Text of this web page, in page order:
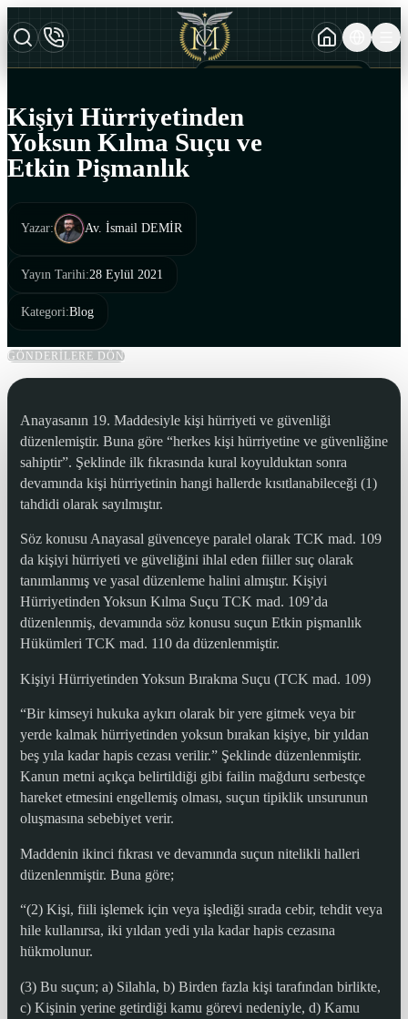
AZERBAYCAN DILI
Kişiyi Hürriyetinden
Yoksun Kılma Suçu ve
Etkin Pişmanlık
Yazar: Av. İsmail DEMİR
Yayın Tarihi:28 Eylül 2021
Kategori:Blog
GÖNDERİLERE DÖN
Anayasanın 19. Maddesiyle kişi hürriyeti ve güvenliği
düzenlemiştir. Buna göre “herkes kişi hürriyetine ve güvenliğine
sahiptir”. Şeklinde ilk fıkrasında kural koyulduktan sonra
devamında kişi hürriyetinin hangi hallerde kısıtlanabileceği (1)
tahdidi olarak sayılmıştır.
Söz konusu Anayasal güvenceye paralel olarak TCK mad. 109
da kişiyi hürriyeti ve güveliğini ihlal eden fiiller suç olarak
tanımlanmış ve yasal düzenleme halini almıştır. Kişiyi
Hürriyetinden Yoksun Kılma Suçu TCK mad. 109’da
düzenlenmiş, devamında söz konusu suçun Etkin pişmanlık
Hükümleri TCK mad. 110 da düzenlenmiştir.
Kişiyi Hürriyetinden Yoksun Bırakma Suçu (TCK mad. 109)
“Bir kimseyi hukuka aykırı olarak bir yere gitmek veya bir
yerde kalmak hürriyetinden yoksun bırakan kişiye, bir yıldan
beş yıla kadar hapis cezası verilir.” Şeklinde düzenlenmiştir.
Kanun metni açıkça belirtildiği gibi failin mağduru serbestçe
hareket etmesini engellemiş olması, suçun tipiklik unsurunun
oluşmasına sebebiyet verir.
Maddenin ikinci fıkrası ve devamında suçun nitelikli halleri
düzenlenmiştir. Buna göre;
“(2) Kişi, fiili işlemek için veya işlediği sırada cebir, tehdit veya
hile kullanırsa, iki yıldan yedi yıla kadar hapis cezasına
hükmolunur.
(3) Bu suçun; a) Silahla, b) Birden fazla kişi tarafından birlikte,
c) Kişinin yerine getirdiği kamu görevi nedeniyle, d) Kamu